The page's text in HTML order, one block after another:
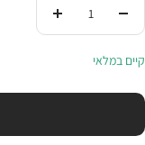
העלי
קיים במלאי